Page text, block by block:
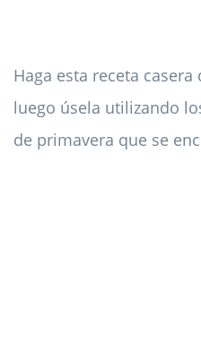
Haga esta receta
luego úsela utilizando
de primavera que se